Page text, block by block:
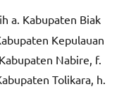
a. Kabupaten Biak
Kepulauan
Nabire, f.
Tolikara, h.